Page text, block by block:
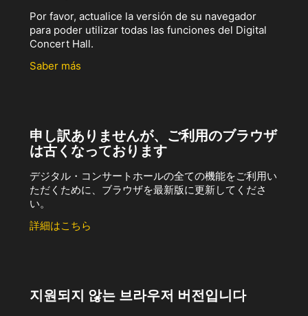
Por favor, actualice la versión de su navegador
para poder utilizar todas las funciones del Digital
Concert Hall.
Saber más
申し訳ありませんが、ご利用のブラウザ
は古くなっております
デジタル・コンサートホールの全ての機能をご利用い
ただくために、ブラウザを最新版に更新してくださ
い。
詳細はこちら
지원되지 않는 브라우저 버전입니다